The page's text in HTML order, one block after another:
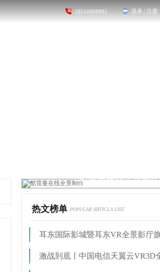
18516908881 登录 / 注册
酷雷曼在线全景制作
热文榜单 POPULAR ARTICLA LIST